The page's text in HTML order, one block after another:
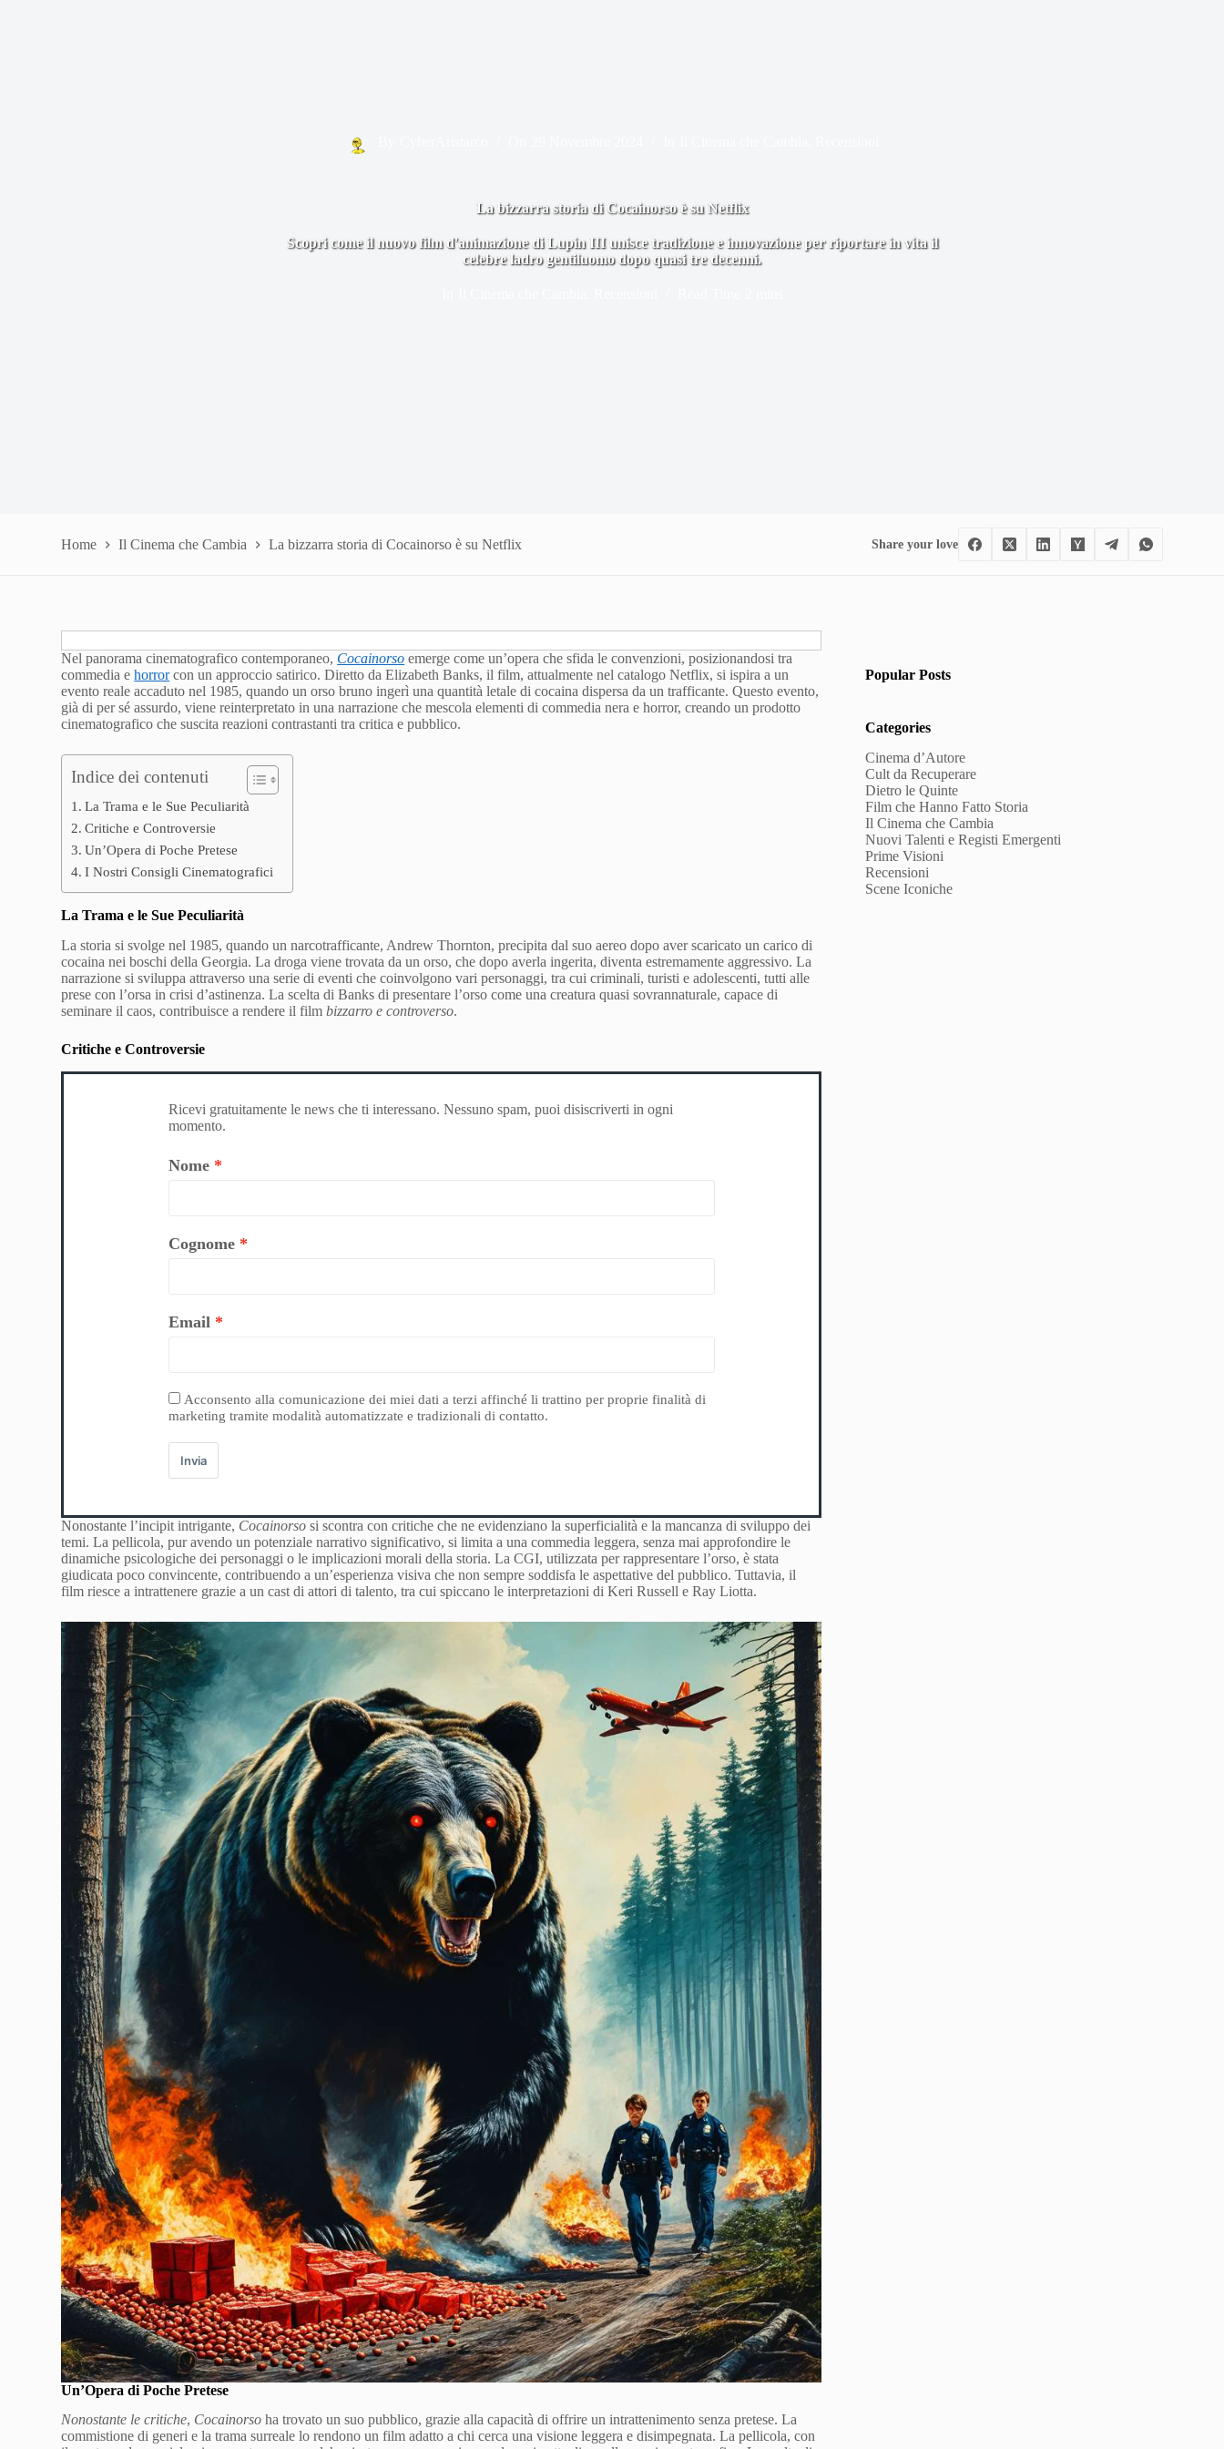
La bizzarra storia di Cocainorso è su Netflix
Scopri come il nuovo film d'animazione di Lupin III unisce tradizione e innovazione per riportare in vita il
celebre ladro gentiluomo dopo quasi tre decenni.
Home Il Cinema che Cambia La bizzarra storia di Cocainorso è su Netflix Share your love
Nel panorama cinematografico contemporaneo, Cocainorso emerge come un’opera che sfida le convenzioni, posizionandosi tra
commedia ehorrorcon un approccio satirico. Diretto da Elizabeth Banks, il film, attualmente nel catalogo Netflix, si ispira a un
evento reale accaduto nel 1985, quando un orso bruno ingerì una quantità letale di cocaina dispersa da un trafficante. Questo evento,
già di per sé assurdo, viene reinterpretato in una narrazione che mescola elementi di commedia nera e horror, creando un prodotto
cinematografico che suscita reazioni contrastanti tra critica e pubblico.
Indice dei contenuti
La Trama e le Sue Peculiarità
Critiche e Controversie
Un’Opera di Poche Pretese
I Nostri Consigli Cinematografici
La Trama e le Sue Peculiarità
La storia si svolge nel 1985, quando un narcotrafficante, Andrew Thornton, precipita dal suo aereo dopo aver scaricato un carico di
cocaina nei boschi della Georgia. La droga viene trovata da un orso, che dopo averla ingerita, diventa estremamente aggressivo. La
narrazione si sviluppa attraverso una serie di eventi che coinvolgono vari personaggi, tra cui criminali, turisti e adolescenti, tutti alle
prese con l’orsa in crisi d’astinenza. La scelta di Banks di presentare l’orso come una creatura quasi sovrannaturale, capace di
seminare il caos, contribuisce a rendere il filmbizzarro e controverso.
Critiche e Controversie
Ricevi gratuitamente le news che ti interessano. Nessuno spam, puoi disiscriverti in ogni
momento.
Nome
Cognome
Email
Acconsento alla comunicazione dei miei dati a terzi affinché li trattino per proprie finalità di
marketing tramite modalità automatizzate e tradizionali di contatto.
Invia
Nonostante l’incipit intrigante, Cocainorso si scontra con critiche che ne evidenziano la superficialità e la mancanza di sviluppo dei
temi. La pellicola, pur avendo un potenziale narrativo significativo, si limita a una commedia leggera, senza mai approfondire le
dinamiche psicologiche dei personaggi o le implicazioni morali della storia. La CGI, utilizzata per rappresentare l’orso, è stata
giudicata poco convincente, contribuendo a un’esperienza visiva che non sempre soddisfa le aspettative del pubblico. Tuttavia, il
film riesce a intrattenere grazie a un cast di attori di talento, tra cui spiccano le interpretazioni di Keri Russell e Ray Liotta.
Un’Opera di Poche Pretese
Nonostante le critiche, Cocainorso ha trovato un suo pubblico, grazie alla capacità di offrire un intrattenimento senza pretese. La
commistione di generi e la trama surreale lo rendono un film adatto a chi cerca una visione leggera e disimpegnata. La pellicola, con
Popular Posts
Categories
Cinema d’Autore
Cult da Recuperare
Dietro le Quinte
Film che Hanno Fatto Storia
Il Cinema che Cambia
Nuovi Talenti e Registi Emergenti
Prime Visioni
Recensioni
Scene Iconiche